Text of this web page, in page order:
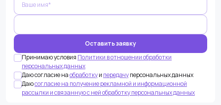
Принимаю условия Политики в отношении обработки
персональных данных
Даю согласие наобработкуи передачуперсональных данных
Даюсогласие на получение рекламной и информационной
рассылки и связанную с ней обработку персональных данных